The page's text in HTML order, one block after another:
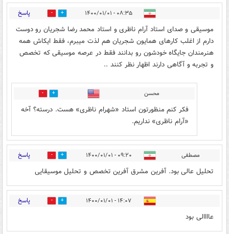
۰۸:۳۵ - ۱۴۰۰/۰۱/۰۱ 1 پاسخ
موسیقی و صدای استاد آرام ناظری و استاد محمد رضا شجریان رو دوست
دارم از اغلب کارهای همایون شجریان هم لذت میبرم، فقط ایکاش همه
هنرمندان جایگاه خودشون رو بدانند فقط در عرصه موسیقی که تخصص
و تجربه و آگاهی دارند اظهار نظر کنند ..
محسن 1
فکر کنم منظورتون استاد «شهرام ناظری» هست. درسته؟ آخه
«آرام ناظری» نداریم.
مصطفی ۰۹:۲۰ - ۱۴۰۰/۰۱/۰۱ 3 پاسخ
تحلیل عالی بود. آفرین مشرق آفرین تخصص و تحلیل موسیقایی
۱۴:۰۷ - ۱۴۰۰/۰۱/۰۱ 1 پاسخ
عاااالی بود